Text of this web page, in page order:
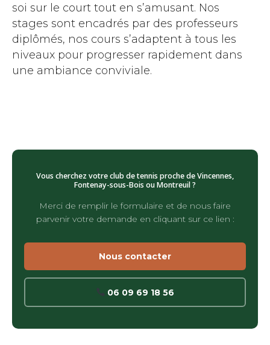
soi sur le court tout en s’amusant. Nos
stages sont encadrés par des professeurs
diplômés, nos cours s’adaptent à tous les
niveaux pour progresser rapidement dans
une ambiance conviviale.
Vous cherchez votre club de tennis proche de Vincennes,
Fontenay-sous-Bois ou Montreuil ?
Merci de remplir le formulaire et de nous faire
parvenir votre demande en cliquant sur ce lien :
Nous contacter
06 09 69 18 56